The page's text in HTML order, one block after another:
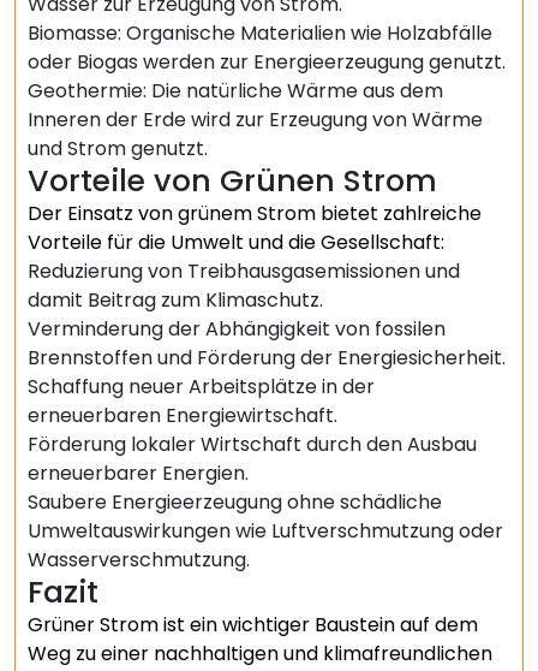
Biomasse: Organische Materialien wie Holzabfälle
oder Biogas werden zur Energieerzeugung genutzt.
Geothermie: Die natürliche Wärme aus dem
Inneren der Erde wird zur Erzeugung von Wärme
und Strom genutzt.
Vorteile von Grünen Strom
Der Einsatz von grünem Strom bietet zahlreiche
Vorteile für die Umwelt und die Gesellschaft:
Reduzierung von Treibhausgasemissionen und
damit Beitrag zum Klimaschutz.
Verminderung der Abhängigkeit von fossilen
Brennstoffen und Förderung der Energiesicherheit.
Schaffung neuer Arbeitsplätze in der
erneuerbaren Energiewirtschaft.
Förderung lokaler Wirtschaft durch den Ausbau
erneuerbarer Energien.
Saubere Energieerzeugung ohne schädliche
Umweltauswirkungen wie Luftverschmutzung oder
Wasserverschmutzung.
Fazit
Grüner Strom ist ein wichtiger Baustein auf dem
Weg zu einer nachhaltigen und klimafreundlichen